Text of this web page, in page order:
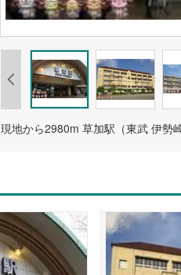
現地から2980m 草加駅（東武 伊勢